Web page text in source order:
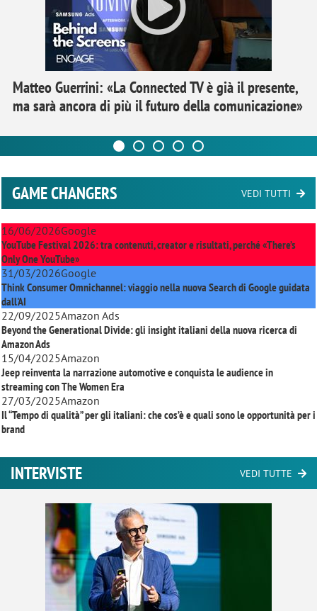
Matteo Guerrini: «La Connected TV è già il presente,
ma sarà ancora di più il futuro della comunicazione»
GAME CHANGERS VEDI TUTTI
16/06/2026Google
YouTube Festival 2026: tra contenuti, creator e risultati, perché «There’s
Only One YouTube»
31/03/2026Google
Think Consumer Omnichannel: viaggio nella nuova Search di Google guidata
dall'AI
22/09/2025Amazon Ads
Beyond the Generational Divide: gli insight italiani della nuova ricerca di
Amazon Ads
15/04/2025Amazon
Jeep reinventa la narrazione automotive e conquista le audience in
streaming conThe Women Era
27/03/2025Amazon
Il “Tempo di qualità” per gli italiani: che cos’è e quali sono le opportunità per i
brand
INTERVISTE VEDI TUTTE